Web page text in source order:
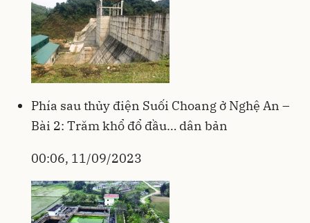
Phía sau thủy điện Suối Choang ở Nghệ An –
Bài 2: Trăm khổ đổ đầu… dân bản
00:06, 11/09/2023